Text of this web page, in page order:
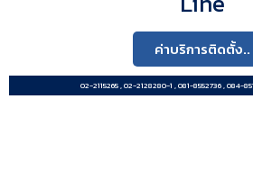
ค่าบริการติดตั้ง..
02-2115265 , 02-2128280-1 , 081-8552736 , 084-